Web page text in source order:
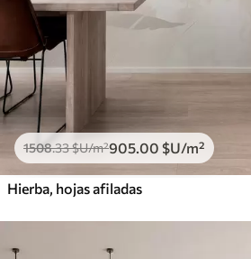
1508.33$U/m²905.00 $U/m²
Hierba, hojas afiladas